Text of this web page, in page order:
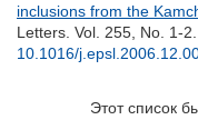
inclusions from the
Letters. Vol. 255, No. 1-
10.1016/
Этот список